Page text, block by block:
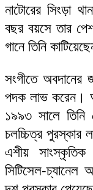
নাটোরের সিংড়া
বছর বয়সে তার
গানে তিনি
সংগীতে
পদক লাভ করেন।
১৯৯৩ সালে তিনি
চলচ্চিত্র পুরস্কার
এশীয়
সিটিসেল-চ্যানেল